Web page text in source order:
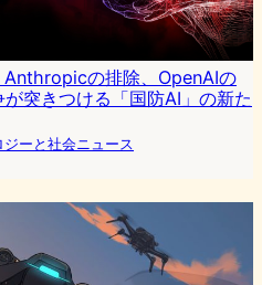
Anthropicの排除、OpenAIの
突きつける「国防AI」の新た
ジーと社会ニュース